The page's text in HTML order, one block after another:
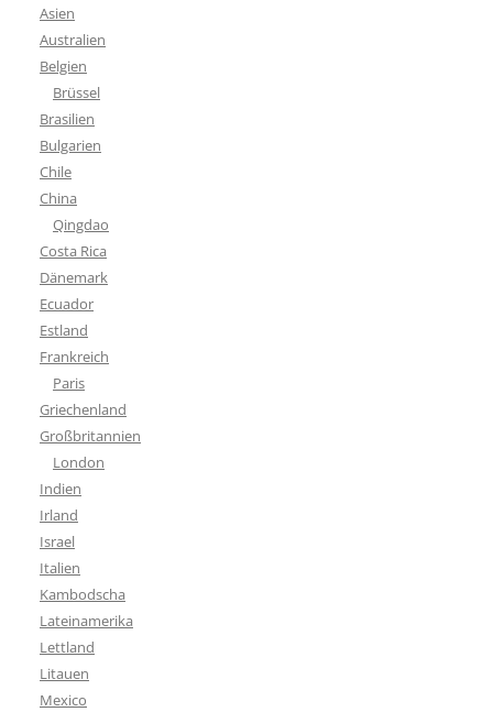
Asien
Australien
Belgien
Brüssel
Brasilien
Bulgarien
Chile
China
Qingdao
Costa Rica
Dänemark
Ecuador
Estland
Frankreich
Paris
Griechenland
Großbritannien
London
Indien
Irland
Israel
Italien
Kambodscha
Lateinamerika
Lettland
Litauen
Mexico